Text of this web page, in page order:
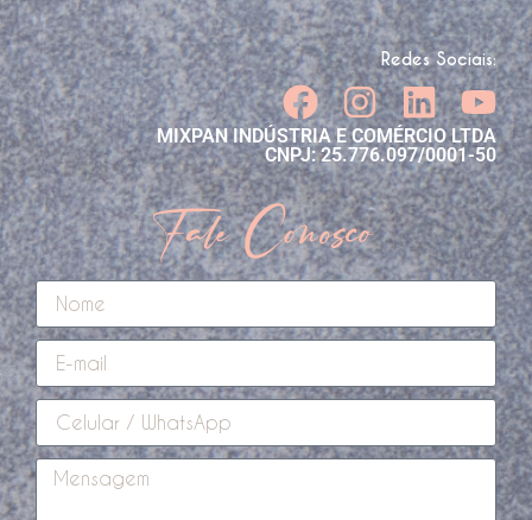
Redes Sociais:
MIXPAN INDÚSTRIA E COMÉRCIO LTDA
CNPJ: 25.776.097/0001-50
Fale Conosco